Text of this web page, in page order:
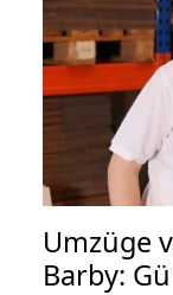
Umzüge
Barby: